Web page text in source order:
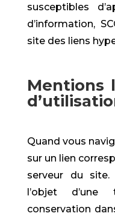
susceptibles
d’information,
site des liens
Mentions
Quand vous
sur un lien
serveur du
l’objet d’une
conservation